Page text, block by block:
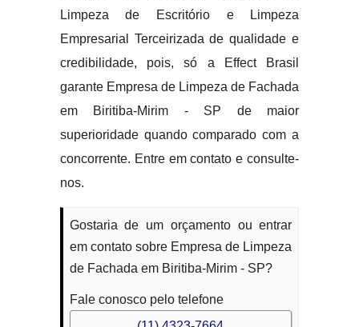
Limpeza de Escritório e Limpeza
Empresarial Terceirizada de qualidade e
credibilidade, pois, só a Effect Brasil
garante Empresa de Limpeza de Fachada
em Biritiba-Mirim - SP de maior
superioridade quando comparado com a
concorrente. Entre em contato e consulte-
nos.
Gostaria de um orçamento ou entrar
em contato sobre Empresa de Limpeza
de Fachada em Biritiba-Mirim - SP?
Fale conosco pelo telefone